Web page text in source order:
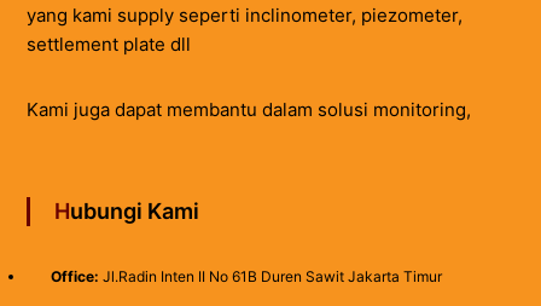
yang kami supply seperti inclinometer, piezometer,
settlement plate dll
Kami juga dapat membantu dalam solusi monitoring,
Hubungi Kami
Office: Jl.Radin Inten II No 61B Duren Sawit Jakarta Timur